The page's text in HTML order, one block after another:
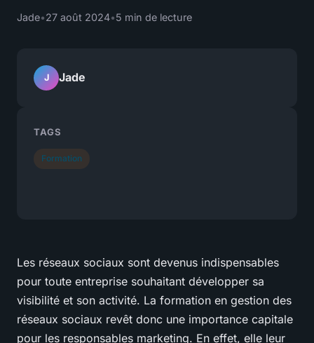
Jade•27 août 2024•5 min de lecture
Les réseaux sociaux sont devenus indispensables
pour toute entreprise souhaitant développer sa
visibilité et son activité. La formation en gestion des
réseaux sociaux revêt donc une importance capitale
pour les responsables marketing. En effet, elle leur
J Jade
TAGS
Formation